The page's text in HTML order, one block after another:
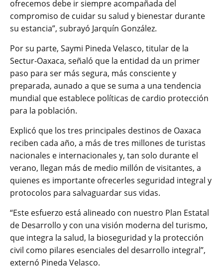
ofrecemos debe ir siempre acompañada del
compromiso de cuidar su salud y bienestar durante
su estancia”, subrayó Jarquín González.
Por su parte, Saymi Pineda Velasco, titular de la
Sectur-Oaxaca, señaló que la entidad da un primer
paso para ser más segura, más consciente y
preparada, aunado a que se suma a una tendencia
mundial que establece políticas de cardio protección
para la población.
Explicó que los tres principales destinos de Oaxaca
reciben cada año, a más de tres millones de turistas
nacionales e internacionales y, tan solo durante el
verano, llegan más de medio millón de visitantes, a
quienes es importante ofrecerles seguridad integral y
protocolos para salvaguardar sus vidas.
“Este esfuerzo está alineado con nuestro Plan Estatal
de Desarrollo y con una visión moderna del turismo,
que integra la salud, la bioseguridad y la protección
civil como pilares esenciales del desarrollo integral”,
externó Pineda Velasco.